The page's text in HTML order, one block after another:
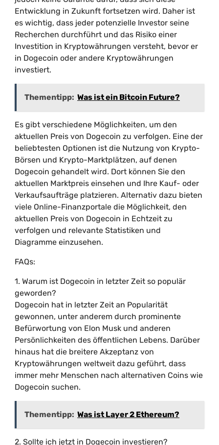
Entwicklung in Zukunft fortsetzen wird. Daher ist
es wichtig, dass jeder potenzielle Investor seine
Recherchen durchführt und das Risiko einer
Investition in Kryptowährungen versteht, bevor er
in Dogecoin oder andere Kryptowährungen
investiert.
Thementipp: Was ist ein Bitcoin Future?
Es gibt verschiedene Möglichkeiten, um den
aktuellen Preis von Dogecoin zu verfolgen. Eine der
beliebtesten Optionen ist die Nutzung von Krypto-
Börsen und Krypto-Marktplätzen, auf denen
Dogecoin gehandelt wird. Dort können Sie den
aktuellen Marktpreis einsehen und Ihre Kauf- oder
Verkaufsaufträge platzieren. Alternativ dazu bieten
viele Online-Finanzportale die Möglichkeit, den
aktuellen Preis von Dogecoin in Echtzeit zu
verfolgen und relevante Statistiken und
Diagramme einzusehen.
FAQs:
1. Warum ist Dogecoin in letzter Zeit so populär
geworden?
Dogecoin hat in letzter Zeit an Popularität
gewonnen, unter anderem durch prominente
Befürwortung von Elon Musk und anderen
Persönlichkeiten des öffentlichen Lebens. Darüber
hinaus hat die breitere Akzeptanz von
Kryptowährungen weltweit dazu geführt, dass
immer mehr Menschen nach alternativen Coins wie
Dogecoin suchen.
Thementipp: Was ist Layer 2 Ethereum?
2. Sollte ich jetzt in Dogecoin investieren?